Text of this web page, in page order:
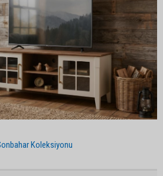
Koleksiyonu